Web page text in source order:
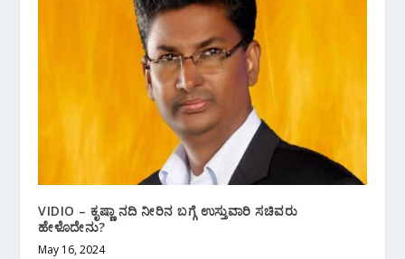
VIDIO – ಕೃಷ್ಣಾ ನದಿ ನೀರಿನ ಬಗ್ಗೆ ಉಸ್ತುವಾರಿ ಸಚಿವರು
ಹೇಳೊದೇನು?
May 16, 2024